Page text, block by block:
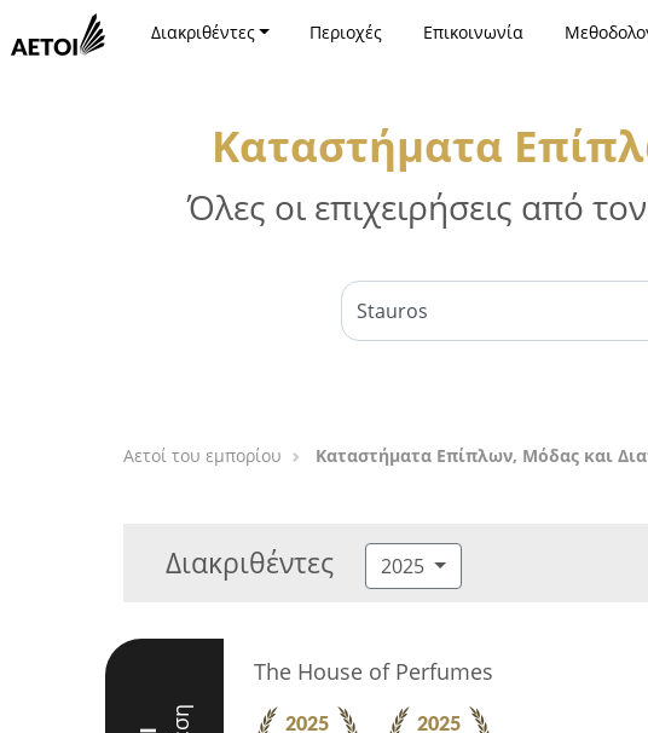
Διακριθέντες Περιοχές Επικοινωνία
Καταστήματα
Όλες οι επιχειρήσεις από
Αετοί του εμπορίου Καταστήματα Επίπλων, Μόδας και
Διακριθέντες 2025
I
The House of Perfumes